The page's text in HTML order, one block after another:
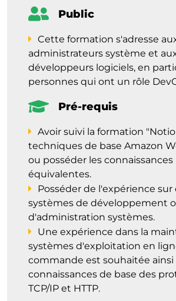
Public
Cette formation s'adresse
administrateurs système et
développeurs logiciels, en
personnes qui ont un rôle
Pré-requis
Avoir suivi la formation
techniques de base Amazon
ou posséder les connaissances
équivalentes.
Posséder de l'expérience sur
systèmes de développement
d'administration systèmes.
Une expérience dans la
systèmes d'exploitation en
commande est souhaitée ainsi
connaissances de base des
TCP/IP et HTTP.